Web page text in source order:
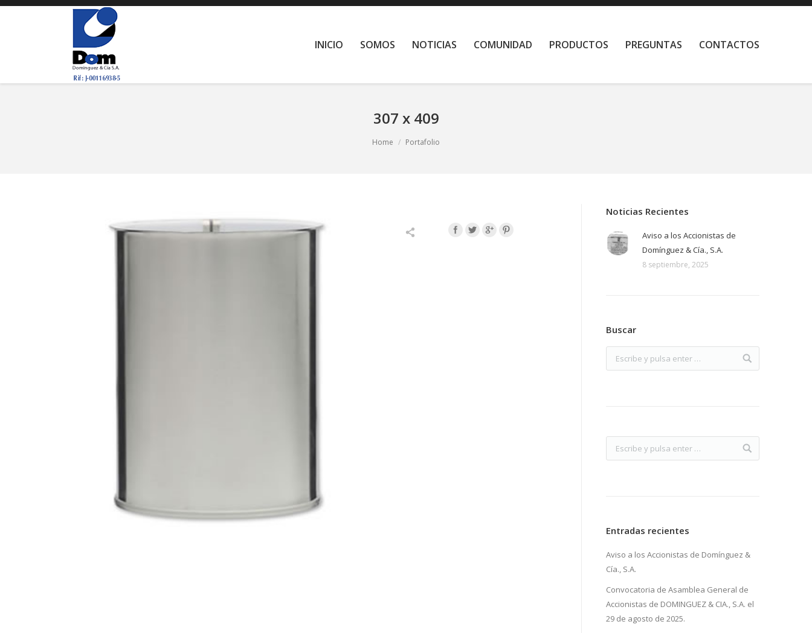
INICIO SOMOS NOTICIAS COMUNIDAD PRODUCTOS PREGUNTAS CONTACTOS
307 x 409
Home Portafolio
Noticias Recientes
Aviso a los Accionistas de
Domínguez & Cía., S.A.
8 septiembre, 2025
Buscar
Entradas recientes
Aviso a los Accionistas de Domínguez &
Cía., S.A.
Convocatoria de Asamblea General de
Accionistas de DOMINGUEZ & CIA., S.A. el
29 de agosto de 2025.